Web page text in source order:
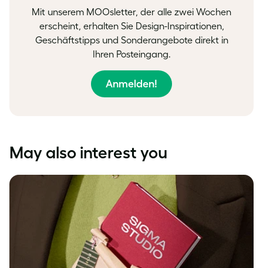
Mit unserem MOOsletter, der alle zwei Wochen
erscheint, erhalten Sie Design-Inspirationen,
Geschäftstipps und Sonderangebote direkt in
Ihren Posteingang.
Anmelden!
May also interest you